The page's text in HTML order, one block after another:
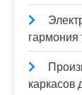
гармония